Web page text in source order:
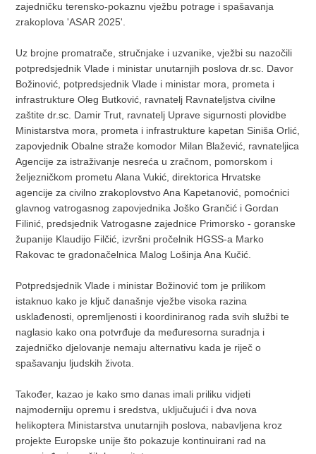
zajedničku terensko-pokaznu vježbu potrage i spašavanja
zrakoplova 'ASAR 2025'.
Uz brojne promatrače, stručnjake i uzvanike, vježbi su nazočili
potpredsjednik Vlade i ministar unutarnjih poslova dr.sc. Davor
Božinović, potpredsjednik Vlade i ministar mora, prometa i
infrastrukture Oleg Butković, ravnatelj Ravnateljstva civilne
zaštite dr.sc. Damir Trut, ravnatelj Uprave sigurnosti plovidbe
Ministarstva mora, prometa i infrastrukture kapetan Siniša Orlić,
zapovjednik Obalne straže komodor Milan Blažević, ravnateljica
Agencije za istraživanje nesreća u zračnom, pomorskom i
željezničkom prometu Alana Vukić, direktorica Hrvatske
agencije za civilno zrakoplovstvo Ana Kapetanović, pomoćnici
glavnog vatrogasnog zapovjednika Joško Grančić i Gordan
Filinić, predsjednik Vatrogasne zajednice Primorsko - goranske
županije Klaudijo Filčić, izvršni pročelnik HGSS-a Marko
Rakovac te gradonačelnica Malog Lošinja Ana Kučić.
Potpredsjednik Vlade i ministar Božinović tom je prilikom
istaknuo kako je ključ današnje vježbe visoka razina
usklađenosti, opremljenosti i koordiniranog rada svih službi te
naglasio kako ona potvrđuje da međuresorna suradnja i
zajedničko djelovanje nemaju alternativu kada je riječ o
spašavanju ljudskih života.
Također, kazao je kako smo danas imali priliku vidjeti
najmoderniju opremu i sredstva, uključujući i dva nova
helikoptera Ministarstva unutarnjih poslova, nabavljena kroz
projekte Europske unije što pokazuje kontinuirani rad na